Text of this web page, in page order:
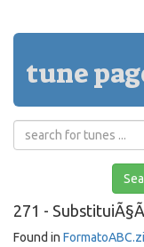
tune
271 -
Found in